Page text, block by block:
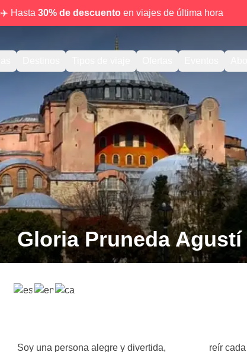
✈️ Hasta 30% de descuentoen viajes de última hora
Gloria Pruneda Agustí
Soy una persona alegre y divertida,
reír cada día, porque creo que la